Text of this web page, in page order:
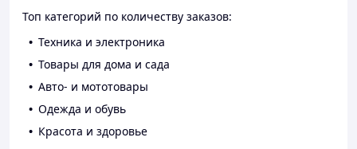
Топ категорий по количеству заказов:
Техника и электроника
Товары для дома и сада
Авто- и мототовары
Одежда и обувь
Красота и здоровье